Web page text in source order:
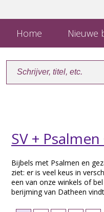
Home Nieuwe
SV +
Bijbels met Psalmen en
ziet: er is veel keus in
een van onze winkels of
berijming van Datheen